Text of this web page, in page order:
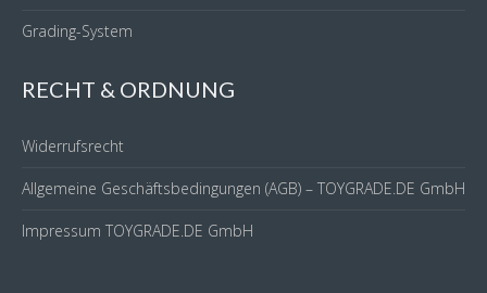
Grading-System
RECHT & ORDNUNG
Widerrufsrecht
Allgemeine Geschäftsbedingungen (AGB) – TOYGRADE.DE GmbH
Impressum TOYGRADE.DE GmbH